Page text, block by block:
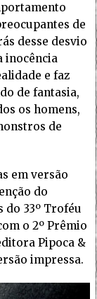
de
desse desvio
inocência
e faz
de fantasia,
os homens,
de
em versão
do
do 33º Troféu
o 2º Prêmio
Pipoca &
impressa.